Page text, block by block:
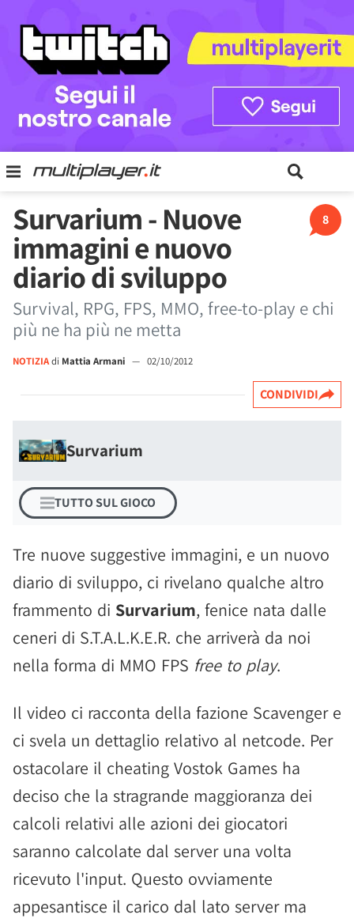
8
Survarium - Nuove
immagini e nuovo
diario di sviluppo
Survival, RPG, FPS, MMO, free-to-play e chi
più ne ha più ne metta
NOTIZIAdi Mattia Armani — 02/10/2012
CONDIVIDI
Survarium
TUTTO SUL GIOCO
Tre nuove suggestive immagini, e un nuovo
diario di sviluppo, ci rivelano qualche altro
frammento di Survarium, fenice nata dalle
ceneri di S.T.A.L.K.E.R. che arriverà da noi
nella forma di MMO FPS free to play.
Il video ci racconta della fazione Scavenger e
ci svela un dettaglio relativo al netcode. Per
ostacolare il cheating Vostok Games ha
deciso che la stragrande maggioranza dei
calcoli relativi alle azioni dei giocatori
saranno calcolate dal server una volta
ricevuto l'input. Questo ovviamente
appesantisce il carico dal lato server ma